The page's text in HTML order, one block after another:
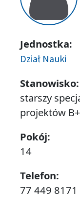
Jednostka:
Dział Nauki
Stanowisko:
starszy
projektów
Pokój:
14
Telefon:
77 449 8171